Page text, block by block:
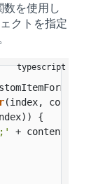
数を使用し
クトを指定
(index, content
{
+ content +